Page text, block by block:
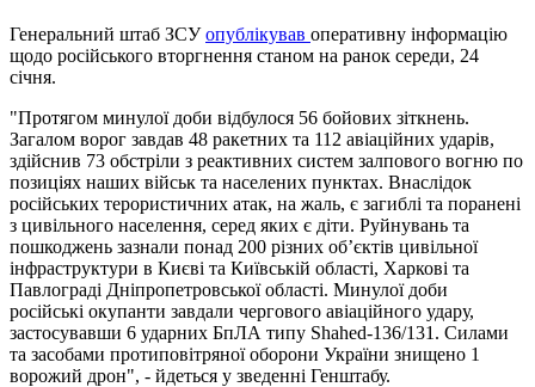
Генеральний штаб ЗСУопублікував оперативну інформацію
щодо російського вторгнення станом на ранок середи, 24
січня.
"Протягом минулої доби відбулося 56 бойових зіткнень.
Загалом ворог завдав 48 ракетних та 112 авіаційних ударів,
здійснив 73 обстріли з реактивних систем залпового вогню по
позиціях наших військ та населених пунктах. Внаслідок
російських терористичних атак, на жаль, є загиблі та поранені
з цивільного населення, серед яких є діти. Руйнувань та
пошкоджень зазнали понад 200 різних об’єктів цивільної
інфраструктури в Києві та Київській області, Харкові та
Павлограді Дніпропетровської області. Минулої доби
російські окупанти завдали чергового авіаційного удару,
застосувавши 6 ударних БпЛА типу Shahed-136/131. Силами
та засобами протиповітряної оборони України знищено 1
ворожий дрон", - йдеться у зведенні Генштабу.